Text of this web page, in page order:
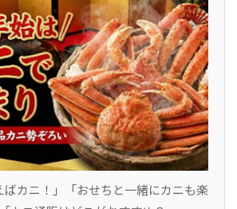
ばカニ！」「おせちと一緒にカニも楽